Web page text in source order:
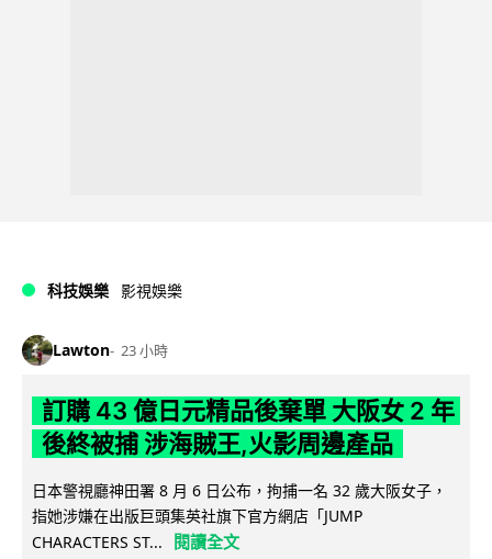
科技娛樂 影視娛樂
Lawton 23 小時
訂購 43 億日元精品後棄單 大阪女 2 年
後終被捕 涉海賊王,火影周邊產品
日本警視廳神田署 8 月 6 日公布，拘捕一名 32 歲大阪女子，
指她涉嫌在出版巨頭集英社旗下官方網店「JUMP
CHARACTERS ST...
閱讀全文